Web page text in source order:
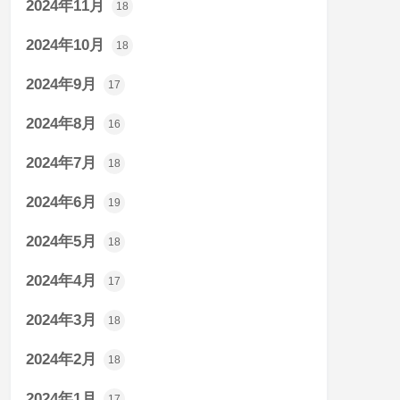
2024年11月 18
2024年10月 18
2024年9月 17
2024年8月 16
2024年7月 18
2024年6月 19
2024年5月 18
2024年4月 17
2024年3月 18
2024年2月 18